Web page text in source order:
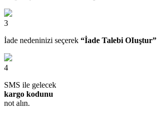
3
İade nedeninizi seçerek “İade Talebi OIuştur”
4
SMS ile gelecek
kargo kodunu
not alın.